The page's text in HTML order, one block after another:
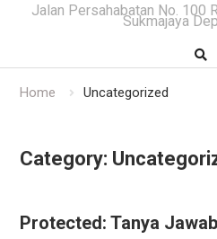
Jalan Persahabatan No. 100
Sukmajaya
Home Uncategorized
Category:
Protected: Tanya